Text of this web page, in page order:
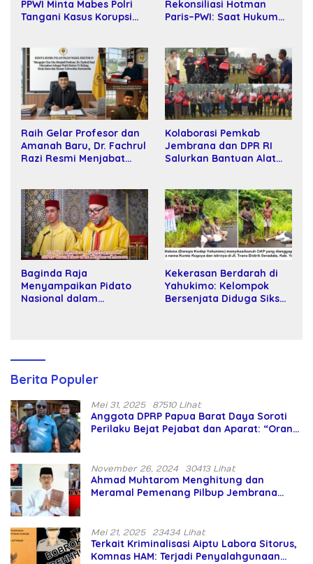
PPWI Minta Mabes Polri
Tangani Kasus Korupsi
Rekonsiliasi Hotman
Paris–PWI: Saat Hukum
Raih Gelar Profesor dan
Amanah Baru, Dr. Fachrul
Razi Resmi Menjabat
Kolaborasi Pemkab
Jembrana dan DPR RI
Salurkan Bantuan Alat
Baginda Raja
Menyampaikan Pidato
Nasional dalam
Kekerasan Berdarah di
Yahukimo: Kelompok
Bersenjata Diduga Siksa
Berita Populer
Mei 31, 2025 87510 Lihat
Anggota DPRP Papua Barat Daya Soroti
Perilaku Bejat Pejabat dan Aparat: “Orang
November 26, 2024 30413 Lihat
Ahmad Muhtarom Menghitung dan
Meramal Pemenang Pilbup Jembrana
Mei 21, 2025 23434 Lihat
Terkait Kriminalisasi Aiptu Labora Sitorus,
Komnas HAM: Terjadi Penyalahgunaan